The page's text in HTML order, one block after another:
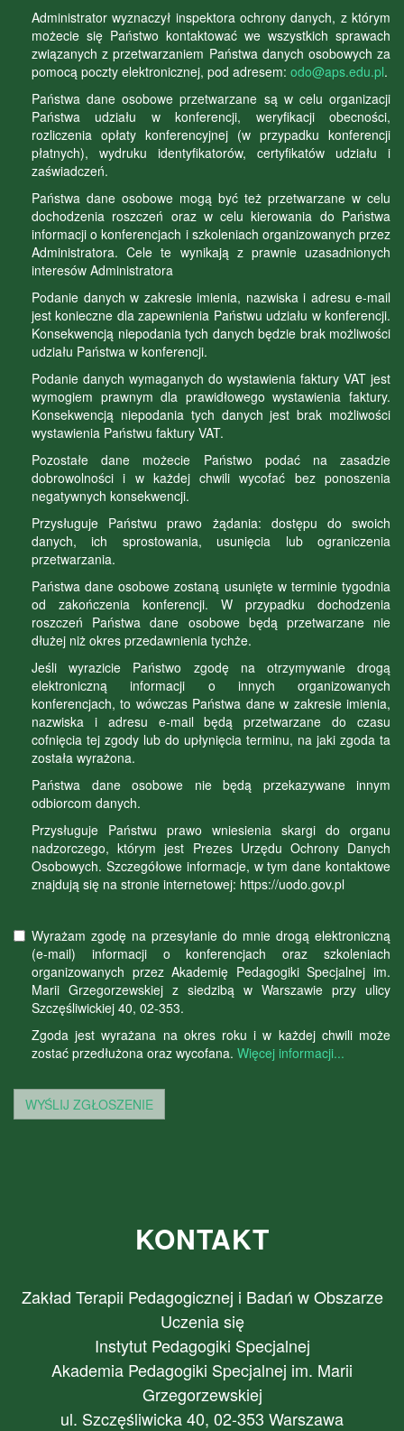
Administrator wyznaczył inspektora ochrony danych, z którym
możecie się Państwo kontaktować we wszystkich sprawach
związanych z przetwarzaniem Państwa danych osobowych za
pomocą poczty elektronicznej, pod adresem: odo@aps.edu.pl.
Państwa dane osobowe przetwarzane są w celu organizacji
Państwa udziału w konferencji, weryfikacji obecności,
rozliczenia opłaty konferencyjnej (w przypadku konferencji
płatnych), wydruku identyfikatorów, certyfikatów udziału i
zaświadczeń.
Państwa dane osobowe mogą być też przetwarzane w celu
dochodzenia roszczeń oraz w celu kierowania do Państwa
informacji o konferencjach i szkoleniach organizowanych przez
Administratora. Cele te wynikają z prawnie uzasadnionych
interesów Administratora
Podanie danych w zakresie imienia, nazwiska i adresu e-mail
jest konieczne dla zapewnienia Państwu udziału w konferencji.
Konsekwencją niepodania tych danych będzie brak możliwości
udziału Państwa w konferencji.
Podanie danych wymaganych do wystawienia faktury VAT jest
wymogiem prawnym dla prawidłowego wystawienia faktury.
Konsekwencją niepodania tych danych jest brak możliwości
wystawienia Państwu faktury VAT.
Pozostałe dane możecie Państwo podać na zasadzie
dobrowolności i w każdej chwili wycofać bez ponoszenia
negatywnych konsekwencji.
Przysługuje Państwu prawo żądania: dostępu do swoich
danych, ich sprostowania, usunięcia lub ograniczenia
przetwarzania.
Państwa dane osobowe zostaną usunięte w terminie tygodnia
od zakończenia konferencji. W przypadku dochodzenia
roszczeń Państwa dane osobowe będą przetwarzane nie
dłużej niż okres przedawnienia tychże.
Jeśli wyrazicie Państwo zgodę na otrzymywanie drogą
elektroniczną informacji o innych organizowanych
konferencjach, to wówczas Państwa dane w zakresie imienia,
nazwiska i adresu e-mail będą przetwarzane do czasu
cofnięcia tej zgody lub do upłynięcia terminu, na jaki zgoda ta
została wyrażona.
Państwa dane osobowe nie będą przekazywane innym
odbiorcom danych.
Przysługuje Państwu prawo wniesienia skargi do organu
nadzorczego, którym jest Prezes Urzędu Ochrony Danych
Osobowych. Szczegółowe informacje, w tym dane kontaktowe
znajdują się na stronie internetowej: https://uodo.gov.pl
Wyrażam zgodę na przesyłanie do mnie drogą elektroniczną
(e-mail) informacji o konferencjach oraz szkoleniach
organizowanych przez Akademię Pedagogiki Specjalnej im.
Marii Grzegorzewskiej z siedzibą w Warszawie przy ulicy
Szczęśliwickiej 40, 02-353.
Zgoda jest wyrażana na okres roku i w każdej chwili może
zostać przedłużona oraz wycofana. Więcej informacji...
WYŚLIJ ZGŁOSZENIE
KONTAKT
Zakład Terapii Pedagogicznej i Badań w Obszarze
Uczenia się
Instytut Pedagogiki Specjalnej
Akademia Pedagogiki Specjalnej im. Marii
Grzegorzewskiej
ul. Szczęśliwicka 40, 02-353 Warszawa